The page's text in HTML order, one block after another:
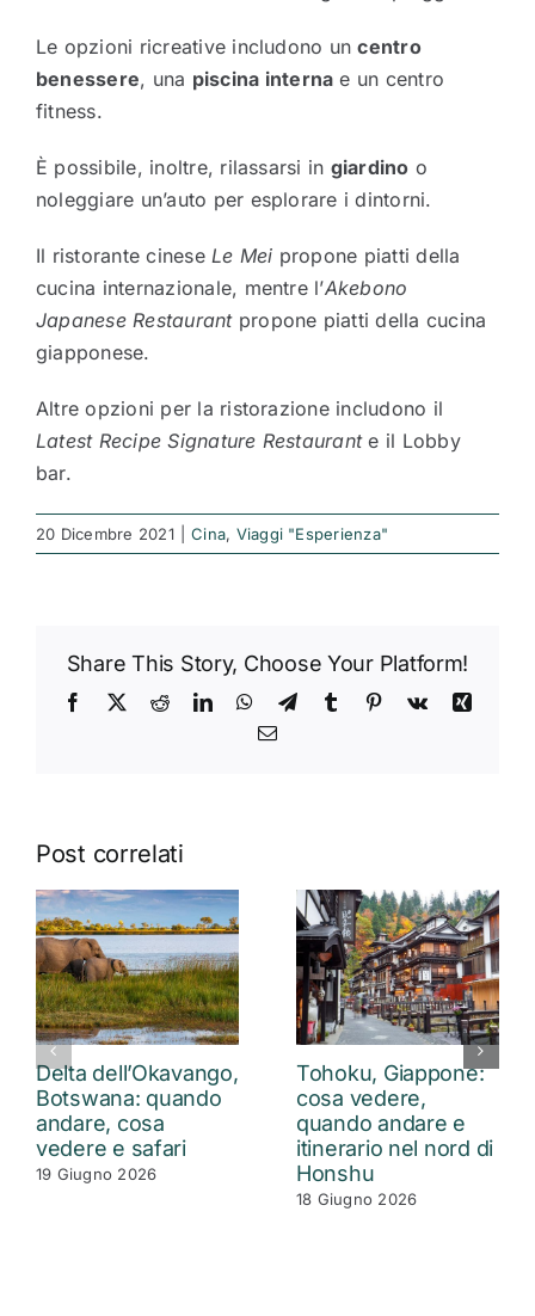
Le opzioni ricreative includono uncentro
benessere, una piscina interna e un centro
fitness.
È possibile, inoltre, rilassarsi in ​​giardino o
noleggiare un’auto per esplorare i dintorni.
Il ristorante cinese Le Mei propone piatti della
cucina internazionale, mentre l’Akebono
Japanese Restaurant propone piatti della cucina
giapponese.
Altre opzioni per la ristorazione includono il
Latest Recipe Signature Restaurante il Lobby
bar.
20 Dicembre 2021 Cina, Viaggi "Esperienza"
Share This Story, Choose Your Platform!
Facebook
X RedditLinkedInWhatsApp
TelegramTumblr Pinterest
Vk
Xing
Email
Post correlati
Delta dell’Okavango,
Botswana: quando
andare, cosa
vedere e safari
19 Giugno 2026
Tohoku, Giappone:
cosa vedere,
quando andare e
itinerario nel nord di
Honshu
18 Giugno 2026